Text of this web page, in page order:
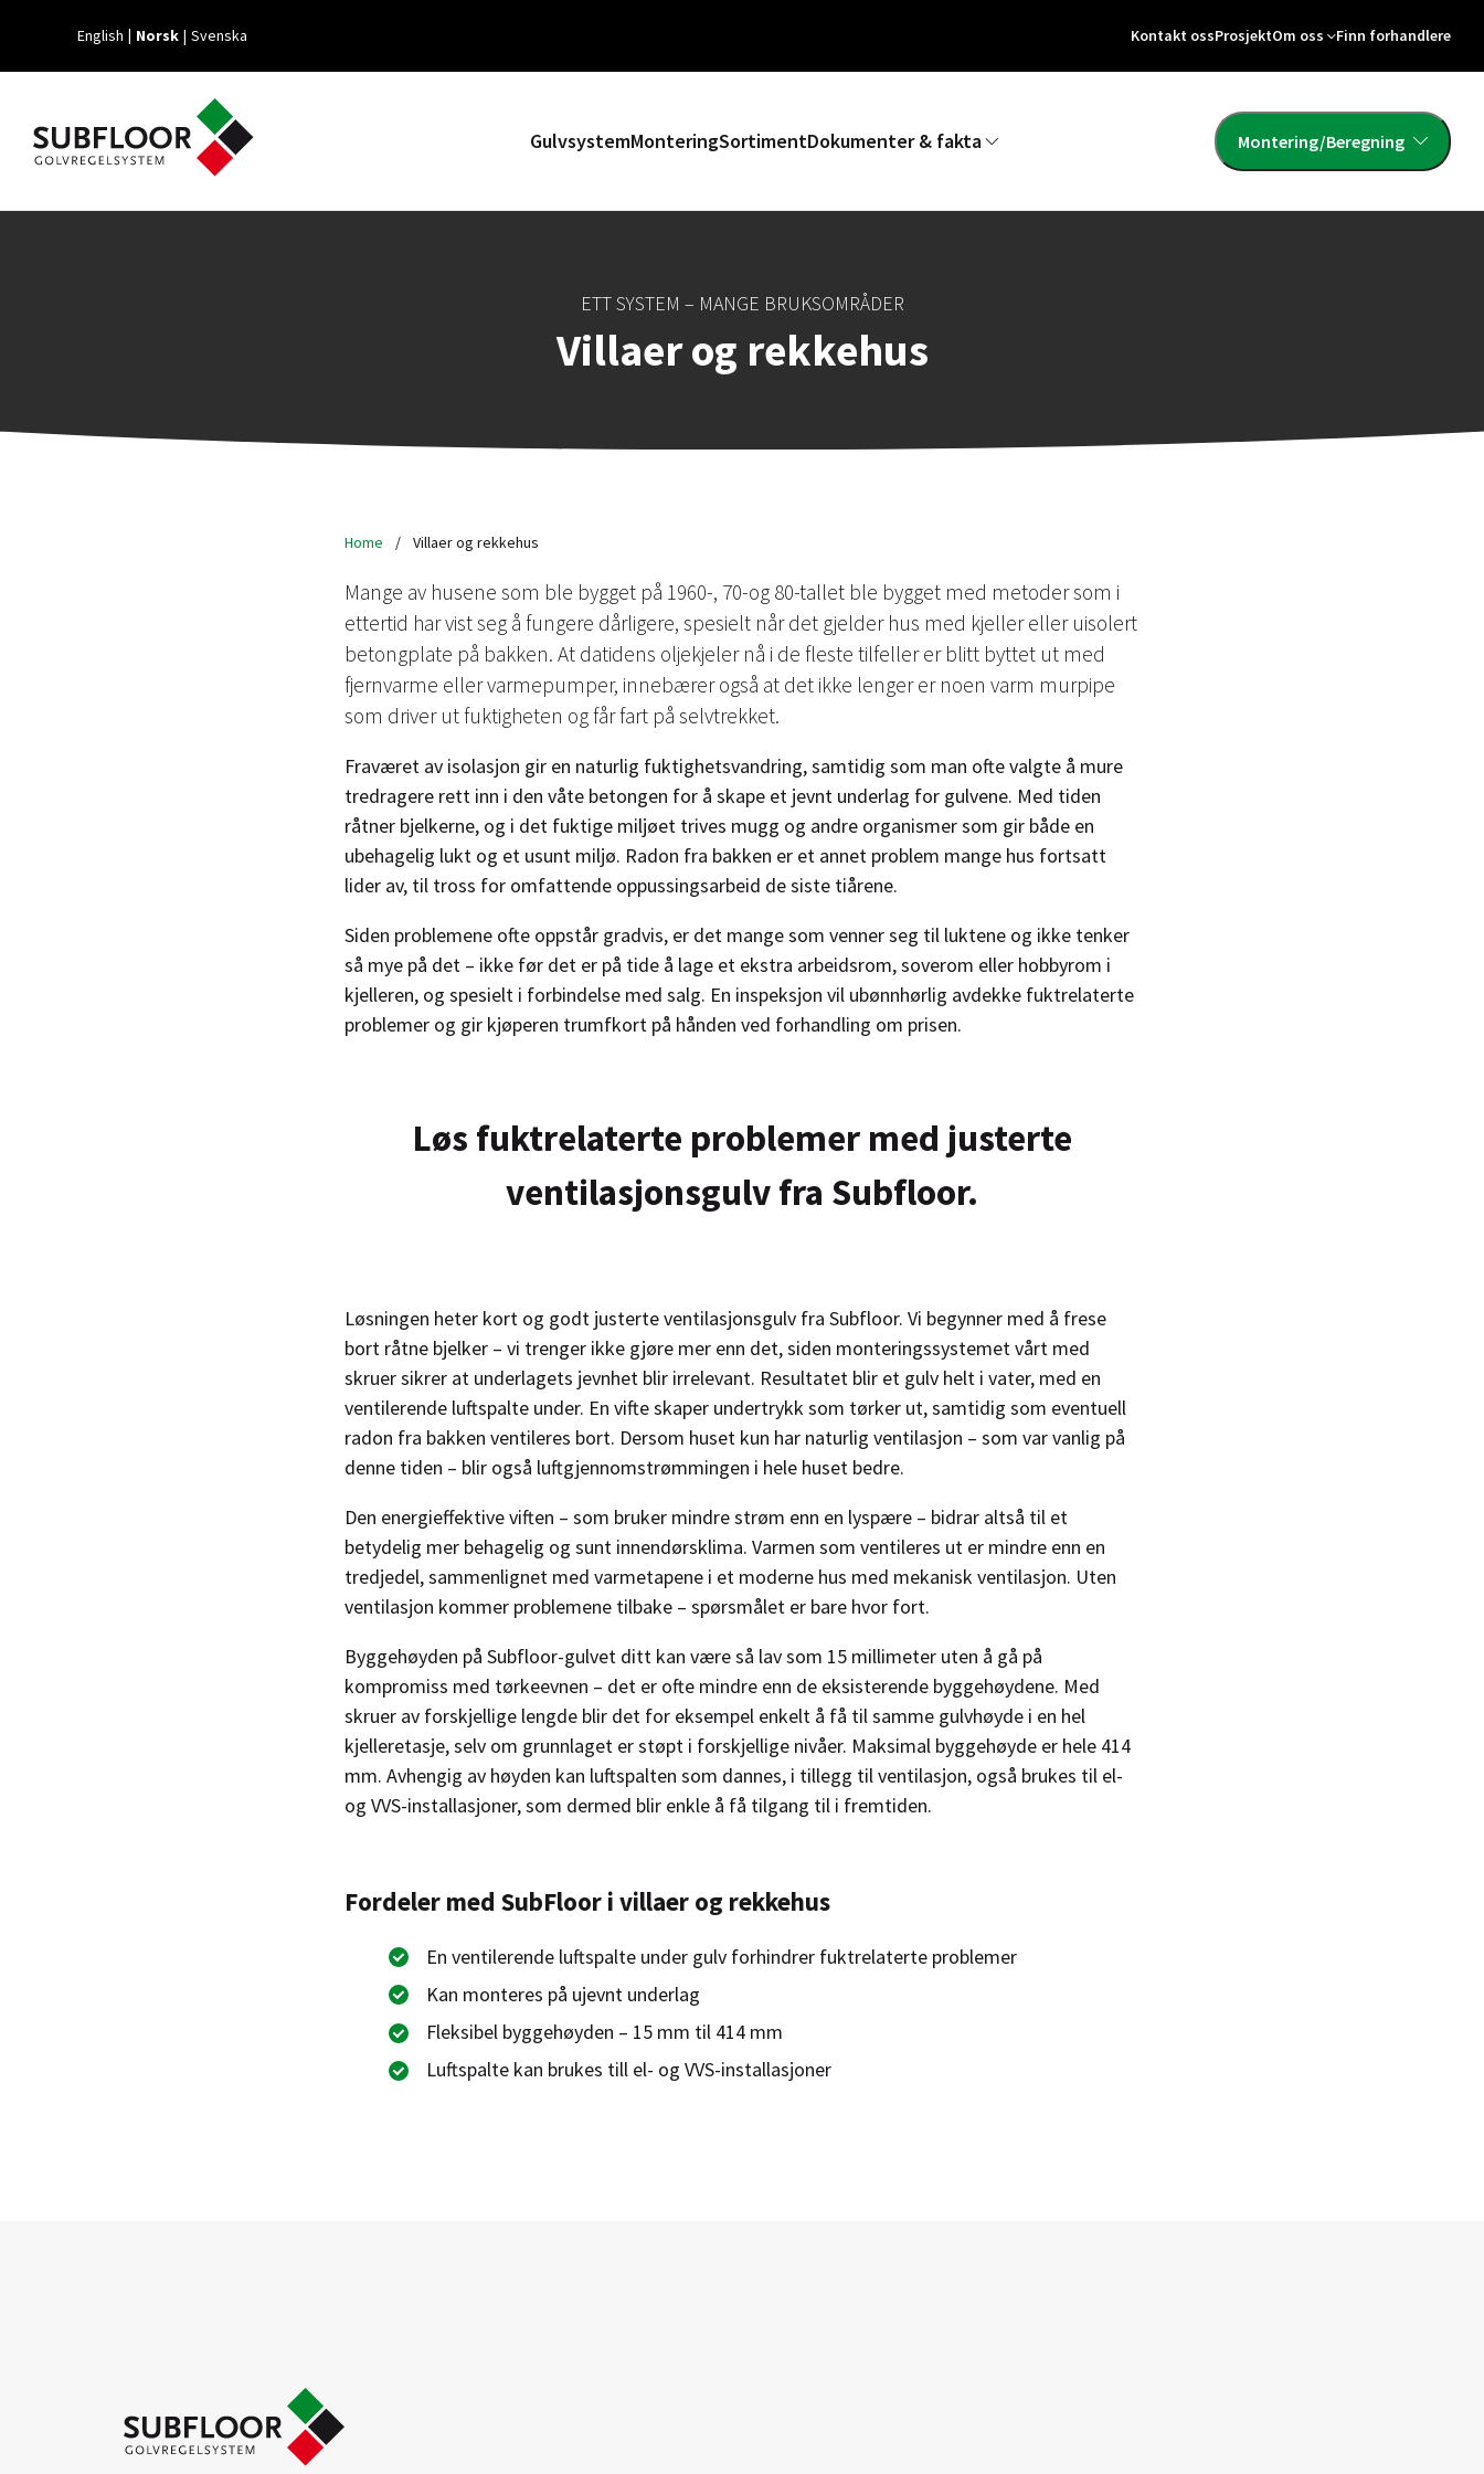
English Norsk Svenska Kontakt ossProsjektOm oss Finn forhandlere
GulvsystemMonteringSortimentDokumenter & fakta Montering/Beregning
ETT SYSTEM – MANGE BRUKSOMRÅDER
Villaer og rekkehus
Home / Villaer og rekkehus
Mange av husene som ble bygget på 1960-, 70-og 80-tallet ble bygget med metoder som i
ettertid har vist seg å fungere dårligere, spesielt når det gjelder hus med kjeller eller uisolert
betongplate på bakken. At datidens oljekjeler nå i de fleste tilfeller er blitt byttet ut med
fjernvarme eller varmepumper, innebærer også at det ikke lenger er noen varm murpipe
som driver ut fuktigheten og får fart på selvtrekket.
Fraværet av isolasjon gir en naturlig fuktighetsvandring, samtidig som man ofte valgte å mure
tredragere rett inn i den våte betongen for å skape et jevnt underlag for gulvene. Med tiden
råtner bjelkerne, og i det fuktige miljøet trives mugg og andre organismer som gir både en
ubehagelig lukt og et usunt miljø. Radon fra bakken er et annet problem mange hus fortsatt
lider av, til tross for omfattende oppussingsarbeid de siste tiårene.
Siden problemene ofte oppstår gradvis, er det mange som venner seg til luktene og ikke tenker
så mye på det – ikke før det er på tide å lage et ekstra arbeidsrom, soverom eller hobbyrom i
kjelleren, og spesielt i forbindelse med salg. En inspeksjon vil ubønnhørlig avdekke fuktrelaterte
problemer og gir kjøperen trumfkort på hånden ved forhandling om prisen.
Løs fuktrelaterte problemer med justerte
ventilasjonsgulv fra Subfloor.
Løsningen heter kort og godt justerte ventilasjonsgulv fra Subfloor. Vi begynner med å frese
bort råtne bjelker – vi trenger ikke gjøre mer enn det, siden monteringssystemet vårt med
skruer sikrer at underlagets jevnhet blir irrelevant. Resultatet blir et gulv helt i vater, med en
ventilerende luftspalte under. En vifte skaper undertrykk som tørker ut, samtidig som eventuell
radon fra bakken ventileres bort. Dersom huset kun har naturlig ventilasjon – som var vanlig på
denne tiden – blir også luftgjennomstrømmingen i hele huset bedre.
Den energieffektive viften – som bruker mindre strøm enn en lyspære – bidrar altså til et
betydelig mer behagelig og sunt innendørsklima. Varmen som ventileres ut er mindre enn en
tredjedel, sammenlignet med varmetapene i et moderne hus med mekanisk ventilasjon. Uten
ventilasjon kommer problemene tilbake – spørsmålet er bare hvor fort.
Byggehøyden på Subfloor-gulvet ditt kan være så lav som 15 millimeter uten å gå på
kompromiss med tørkeevnen – det er ofte mindre enn de eksisterende byggehøydene. Med
skruer av forskjellige lengde blir det for eksempel enkelt å få til samme gulvhøyde i en hel
kjelleretasje, selv om grunnlaget er støpt i forskjellige nivåer. Maksimal byggehøyde er hele 414
mm. Avhengig av høyden kan luftspalten som dannes, i tillegg til ventilasjon, også brukes til el-
og VVS-installasjoner, som dermed blir enkle å få tilgang til i fremtiden.
Fordeler med SubFloor i villaer og rekkehus
En ventilerende luftspalte under gulv forhindrer fuktrelaterte problemer
Kan monteres på ujevnt underlag
Fleksibel byggehøyden – 15 mm til 414 mm
Luftspalte kan brukes till el- og VVS-installasjoner